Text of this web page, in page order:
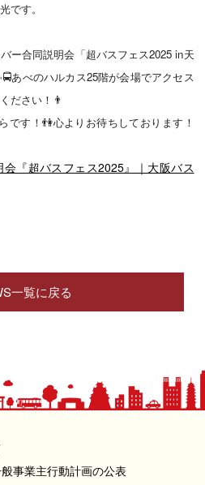
です。
ー合同説明会「超バスフェス2025 in天
あべのハルカス25階が会場でアクセス
ださい！👨
です！👫心よりお待ちしております！
『超バスフェス2025』｜大阪バス
一覧に戻る
事業主行動計画の公表